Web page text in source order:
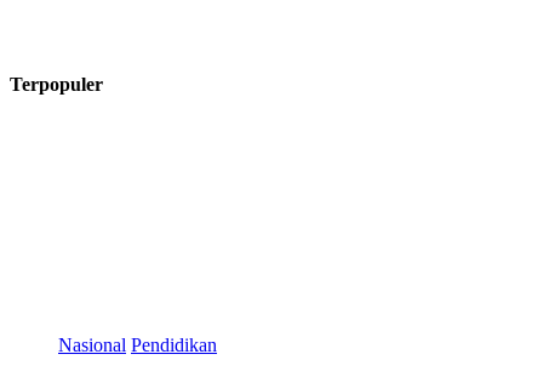
Terpopuler
Nasional Pendidikan